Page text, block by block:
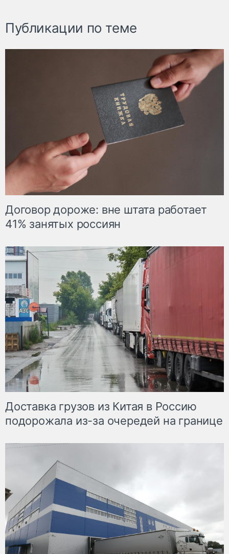
Публикации по теме
Договор дороже: вне штата работает
41% занятых россиян
Доставка грузов из Китая в Россию
подорожала из-за очередей на границе